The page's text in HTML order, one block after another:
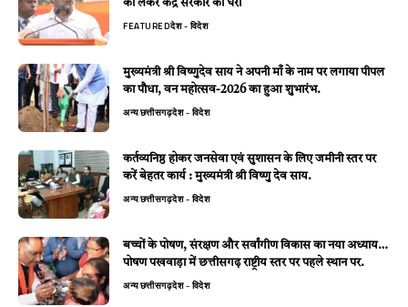
को लेकर केंद्र सरकार को घेरा
FEATUREDदेश - विदेश
मुख्यमंत्री श्री विष्णुदेव साय ने अपनी माँ के नाम पर लगाया पीपल
का पौधा, वन महोत्सव-2026 का हुआ शुभारंभ.
अन्यछत्तीसगढ़देश - विदेश
कर्तव्यनिष्ठ होकर जनसेवा एवं सुशासन के लिए जमीनी स्तर पर
करें बेहतर कार्य : मुख्यमंत्री श्री विष्णु देव साय.
अन्यछत्तीसगढ़देश - विदेश
बच्चों के पोषण, संरक्षण और सर्वांगीण विकास का नया अध्याय…
पोषण पखवाड़ा में छत्तीसगढ़ राष्ट्रीय स्तर पर पहले स्थान पर.
अन्यछत्तीसगढ़देश - विदेश